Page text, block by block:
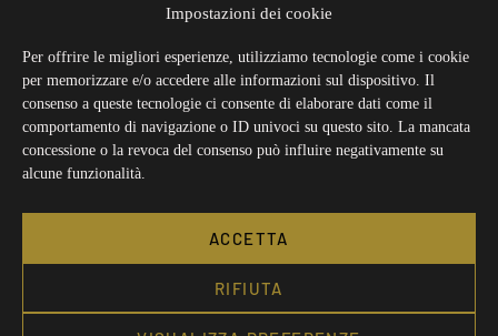
Impostazioni dei cookie
Per offrire le migliori esperienze, utilizziamo tecnologie come i cookie
per memorizzare e/o accedere alle informazioni sul dispositivo. Il
consenso a queste tecnologie ci consente di elaborare dati come il
comportamento di navigazione o ID univoci su questo sito. La mancata
concessione o la revoca del consenso può influire negativamente su
alcune funzionalità.
ACCETTA
RIFIUTA